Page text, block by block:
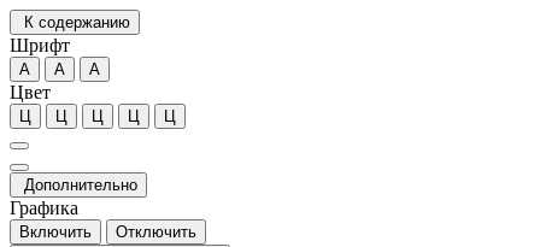
К содержанию
Шрифт
А А А
Цвет
Ц Ц Ц Ц Ц
Дополнительно
Графика
Включить
Отключить